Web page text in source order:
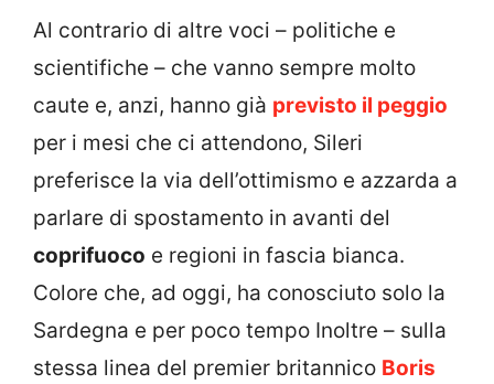
Al contrario di altre voci – politiche e
scientifiche – che vanno sempre molto
caute e, anzi, hanno già previsto il peggio
per i mesi che ci attendono, Sileri
preferisce la via dell’ottimismo e azzarda a
parlare di spostamento in avanti del
coprifuoco e regioni in fascia bianca.
Colore che, ad oggi, ha conosciuto solo la
Sardegna e per poco tempo Inoltre – sulla
stessa linea del premier britannico Boris